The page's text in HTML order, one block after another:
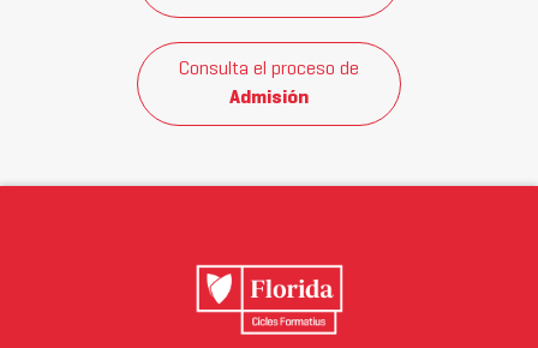
Consulta el proceso de
Admisión